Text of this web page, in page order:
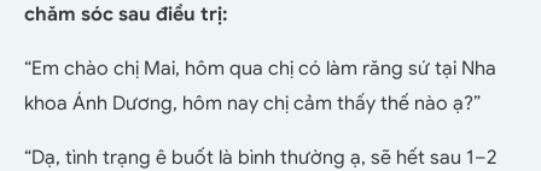
chăm sóc sau điều trị:
“Em chào chị Mai, hôm qua chị có làm răng sứ tại Nha
khoa Ánh Dương, hôm nay chị cảm thấy thế nào ạ?”
“Dạ, tình trạng ê buốt là bình thường ạ, sẽ hết sau 1–2